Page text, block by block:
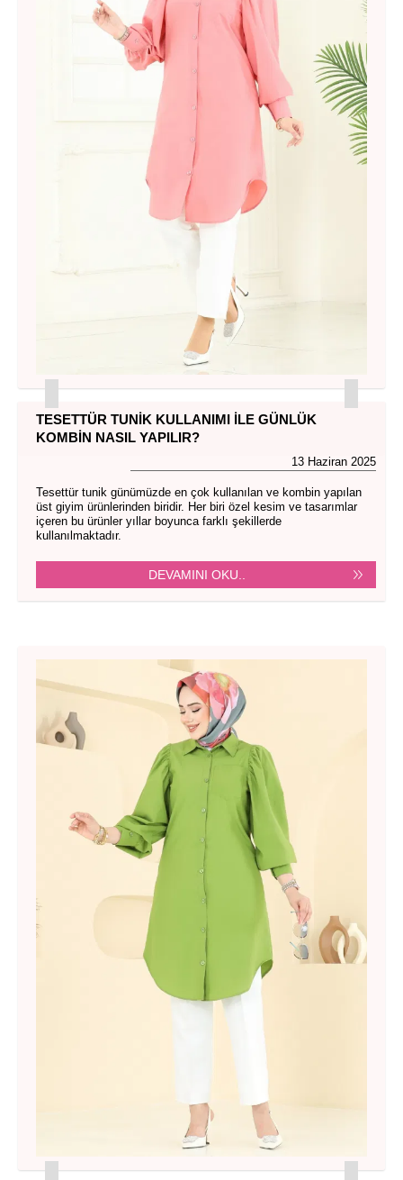
TESETTÜR TUNIK KULLANIMI ILE GÜNLÜK
KOMBIN NASIL YAPILIR?
13 Haziran 2025
Tesettür tunik günümüzde en çok kullanılan ve kombin yapılan
üst giyim ürünlerinden biridir. Her biri özel kesim ve tasarımlar
içeren bu ürünler yıllar boyunca farklı şekillerde
kullanılmaktadır.
DEVAMINI OKU..